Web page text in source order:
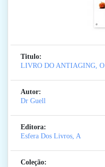
Titulo:
LIVRO DO ANTIAGING, O
Autor:
Dr Guell
Editora:
Esfera Dos Livros, A
Coleção: